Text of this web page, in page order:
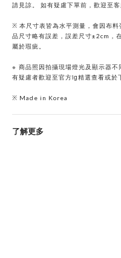
請見諒。 如有疑慮下單前，歡迎至客
※ 本尺寸表皆為水平測量，會因布
品尺寸略有誤差，誤差尺寸±2cm，
屬於瑕疵。
※ 商品照因拍攝現場燈光及顯示器
有疑慮者歡迎至官方ig精選查看或於
※ Made in Korea
了解更多